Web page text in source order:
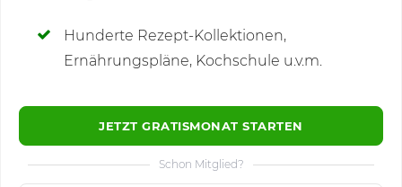
Hunderte Rezept-Kollektionen,
Ernährungspläne, Kochschule u.v.m.
JETZT GRATISMONAT STARTEN
Schon Mitglied?
Kommentare